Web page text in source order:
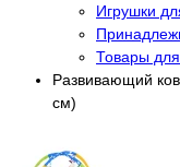
Игрушки
Товары
Развивающий
см)